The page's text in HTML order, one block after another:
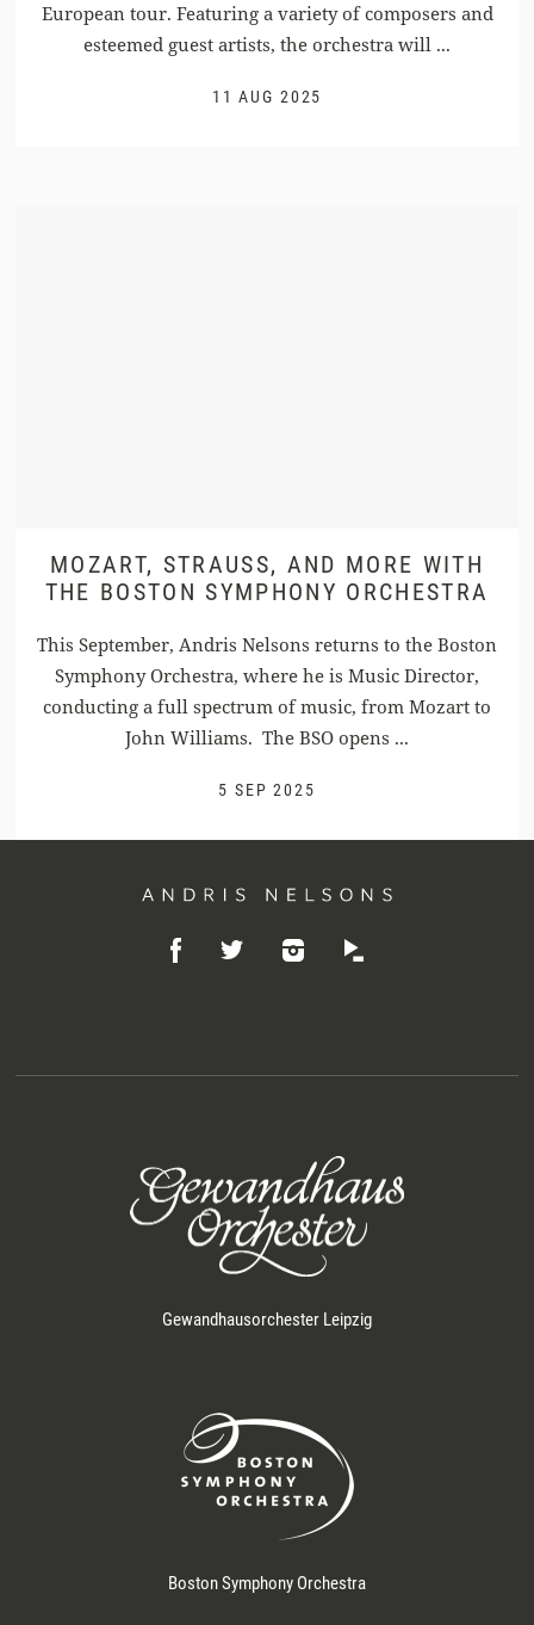
European tour. Featuring a variety of composers and
esteemed guest artists, the orchestra will ...
11 AUG 2025
MOZART, STRAUSS, AND MORE WITH
THE BOSTON SYMPHONY ORCHESTRA
This September, Andris Nelsons returns to the Boston
Symphony Orchestra, where he is Music Director,
conducting a full spectrum of music, from Mozart to
John Williams. The BSO opens ...
5 SEP 2025
Like
Follow
Follow
Listen
Gewandhausorchester Leipzig
Boston Symphony Orchestra